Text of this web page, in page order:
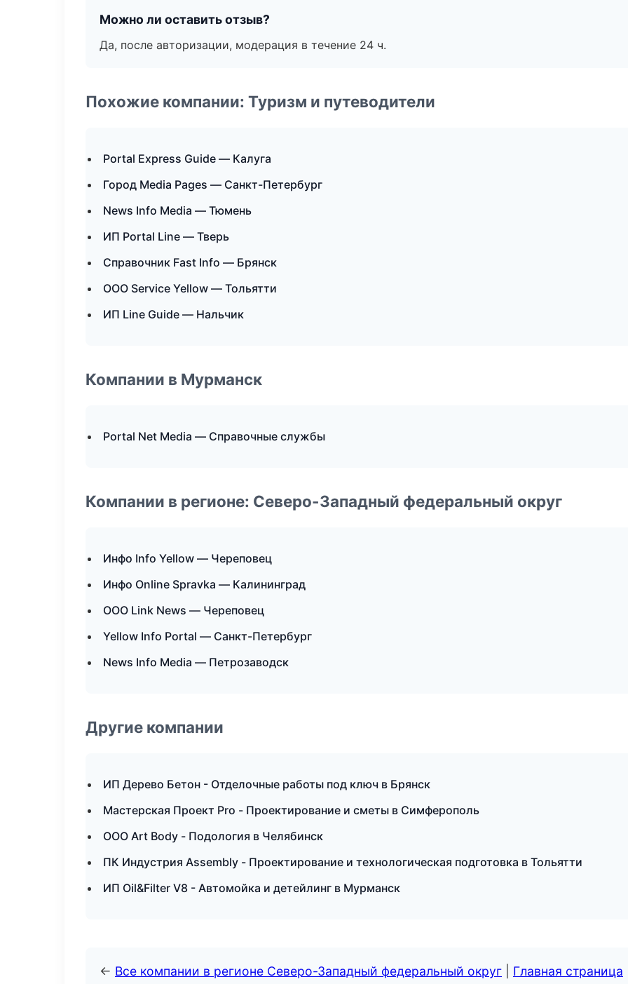
Можно ли оставить отзыв?
Да, после авторизации, модерация в течение 24 ч.
Похожие компании: Туризм и путеводители
Portal Express Guide — Калуга
Город Media Pages — Санкт-Петербург
News Info Media — Тюмень
ИП Portal Line — Тверь
Справочник Fast Info — Брянск
ООО Service Yellow — Тольятти
ИП Line Guide — Нальчик
Компании в Мурманск
Portal Net Media — Справочные службы
Компании в регионе: Северо-Западный федеральный округ
Инфо Info Yellow — Череповец
Инфо Online Spravka — Калининград
ООО Link News — Череповец
Yellow Info Portal — Санкт-Петербург
News Info Media — Петрозаводск
Другие компании
ИП Дерево Бетон - Отделочные работы под ключ в Брянск
Мастерская Проект Pro - Проектирование и сметы в Симферополь
ООО Art Body - Подология в Челябинск
ПК Индустрия Assembly - Проектирование и технологическая подготовка в Тольятти
ИП Oil&Filter V8 - Автомойка и детейлинг в Мурманск
← Все компании в регионе Северо-Западный федеральный округ Главная страница